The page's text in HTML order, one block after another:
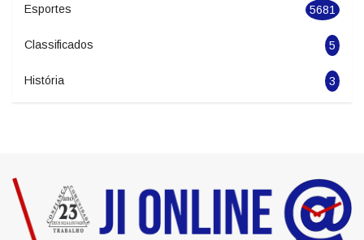
Economia 2278
Politica 1966
Esportes 5681